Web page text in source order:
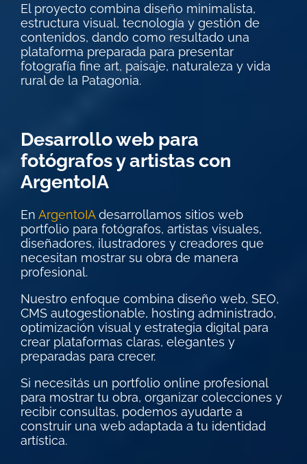
El proyecto combina diseño minimalista,
estructura visual, tecnología y gestión de
contenidos, dando como resultado una
plataforma preparada para presentar
fotografía fine art, paisaje, naturaleza y vida
rural de la Patagonia.
Desarrollo web para
fotógrafos y artistas con
ArgentoIA
En ArgentoIAdesarrollamos sitios web
portfolio para fotógrafos, artistas visuales,
diseñadores, ilustradores y creadores que
necesitan mostrar su obra de manera
profesional.
Nuestro enfoque combina diseño web, SEO,
CMS autogestionable, hosting administrado,
optimización visual y estrategia digital para
crear plataformas claras, elegantes y
preparadas para crecer.
Si necesitás un portfolio online profesional
para mostrar tu obra, organizar colecciones y
recibir consultas, podemos ayudarte a
construir una web adaptada a tu identidad
artística.